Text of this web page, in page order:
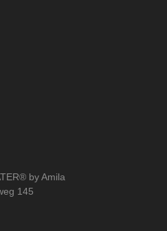
by Amila
145